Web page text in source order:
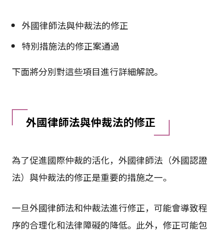
外國律師法與仲裁法的修正
特別措施法的修正案通過
下面將分別對這些項目進行詳細解說。
外國律師法與仲裁法的修正
為了促進國際仲裁的活化，外國律師法（外國認證
法）與仲裁法的修正是重要的措施之一。
一旦外國律師法和仲裁法進行修正，可能會導致程
序的合理化和法律障礙的降低。此外，修正可能包